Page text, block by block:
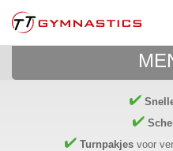
Turnpakjesvoor